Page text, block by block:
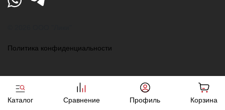
Каталог Сравнение Профиль Корзина
Политика конфиденциальности